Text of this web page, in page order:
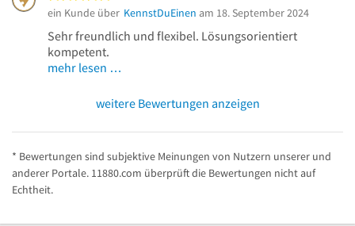
ein Kunde über KennstDuEinen am 18. September 2024
Sehr freundlich und flexibel. Lösungsorientiert
kompetent.
mehr lesen …
weitere Bewertungen anzeigen
* Bewertungen sind subjektive Meinungen von Nutzern unserer und
anderer Portale. 11880.com überprüft die Bewertungen nicht auf
Echtheit.